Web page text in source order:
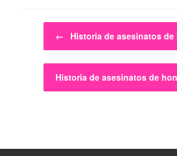
Navegador de artículos
← Historia de asesinatos
Historia de asesinatos de